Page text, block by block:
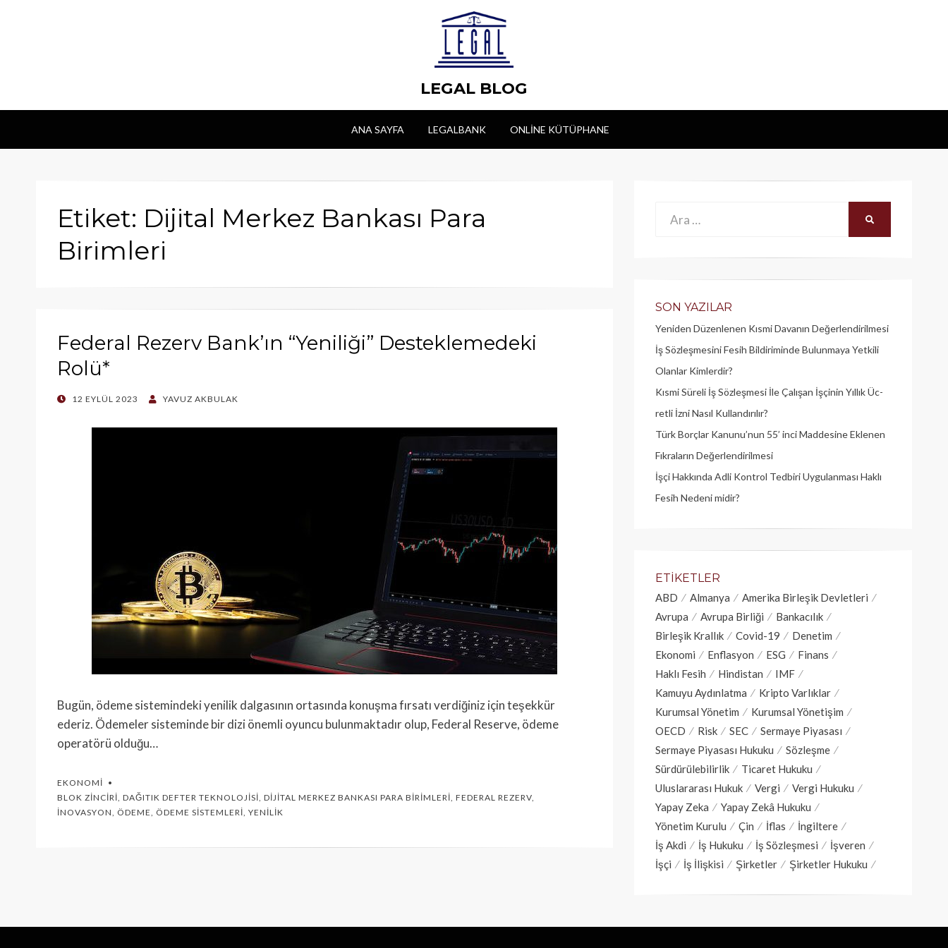
LEGAL BLOG
ANA SAYFA LEGALBANK ONLINE KÜTÜPHANE
Etiket: Dijital Merkez Bankası Para
Birimleri
Federal Rezerv Bank’ın “Yeniliği” Desteklemedeki
Rolü*
POSTED
12 EYLÜL 2023 YAVUZ AKBULAK
Bugün, ödeme sistemindeki yenilik dalgasının ortasında konuşma fırsatı verdiğiniz için teşekkür
ederiz. Ödemeler sisteminde bir dizi önemli oyuncu bulunmaktadır olup, Federal Reserve, ödeme
operatörü olduğu…
EKONOMI
BLOK ZINCIRI, DAĞITIK DEFTER TEKNOLOJISI, DIJITAL MERKEZ BANKASI PARA BIRIMLERI, FEDERAL REZERV,
İNOVASYON, ÖDEME, ÖDEME SISTEMLERI, YENILIK
Ara:
SON YAZILAR
Yeniden Düzenlenen Kısmi Davanın Değerlendirilmesi
İş Sözleşmesini Fesih Bildiriminde Bulunmaya Yetkili
Olanlar Kimlerdir?
Kısmi Süreli İş Sözleşmesi İle Çalışan İşçinin Yıllık Üc­
retli İzni Nasıl Kullandırılır?
Türk Borçlar Kanunu’nun 55’ inci Maddesine Eklenen
Fıkraların Değerlendirilmesi
İşçi Hakkında Adli Kontrol Tedbiri Uygulanması Haklı
Fesih Nedeni midir?
ETIKETLER
ABD Almanya
Amerika Birleşik Devletleri
Avrupa
Avrupa Birliği
Bankacılık
Birleşik Krallık
Covid-19
Denetim
Ekonomi
Enflasyon ESG
Finans
Haklı Fesih
Hindistan
IMF
Kamuyu Aydınlatma
Kripto Varlıklar
Kurumsal Yönetim
Kurumsal Yönetişim
OECD
Risk SEC
Sermaye Piyasası
Sermaye Piyasası Hukuku
Sözleşme
Sürdürülebilirlik
Ticaret Hukuku
Uluslararası Hukuk
Vergi
Vergi Hukuku
Yapay Zeka
Yapay Zekâ Hukuku
Yönetim Kurulu
Çin İflas
İngiltere
İş Akdi
İş Hukuku İş Sözleşmesi
İşveren
İşçi
İş İlişkisi Şirketler Şirketler Hukuku